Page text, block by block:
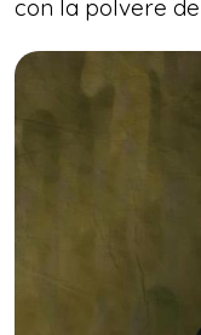
con la polvere